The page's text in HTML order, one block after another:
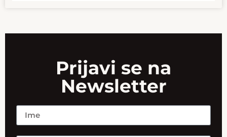
Prijavi se na
Newsletter